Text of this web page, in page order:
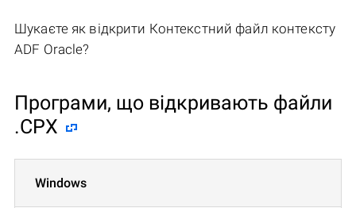
Шукаєте як відкрити Контекстний файл контексту
ADF Oracle?
Програми, що відкривають файли
.CPX
Windows